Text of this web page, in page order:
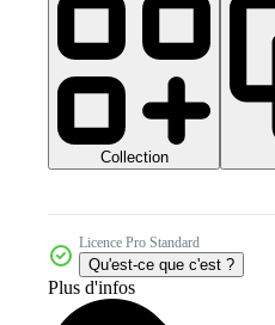
Collection
Licence Pro Standard
Qu'est-ce que c'est ?
Plus d'infos